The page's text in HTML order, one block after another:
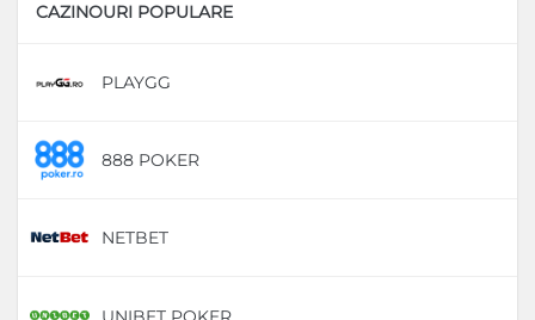
CAZINOURI POPULARE
PLAYGG
888 POKER
NETBET
UNIBET POKER